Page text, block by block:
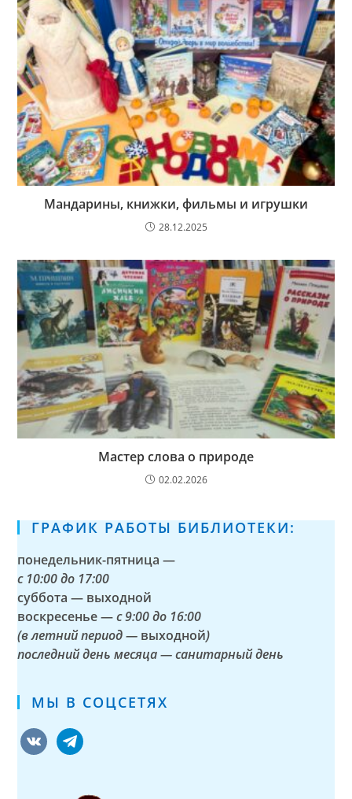
Мандарины, книжки, фильмы и игрушки
28.12.2025
Мастер слова о природе
02.02.2026
ГРАФИК РАБОТЫ БИБЛИОТЕКИ:
понедельник-пятница —
с 10:00 до 17:00
суббота — выходной
воскресенье —с 9:00 до 16:00
(в летний период — выходной)
последний день месяца — санитарный день
МЫ В СОЦСЕТЯХ
vkontaktetelegram